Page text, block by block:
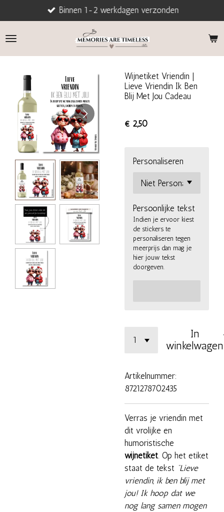
direct
naar
Binnen 1-2 werkdagen verzonden
Wijnetiket Vriendin |
Lieve Vriendin Ik Ben
Blij Met Jou Cadeau
€ 2,50
Personaliseren
Persoonlijke tekst
Indien je ervoor kiest
de stickers te
personaliseren tegen
meerprijs dan mag je
hier jouw tekst
doorgeven.
In
winkelwagen
Artikelnummer:
8721278702435
Verras je vriendin met
dit vrolijke en
humoristische
wijnetiket. Op het etiket
staat de tekst “Lieve
vriendin, ik ben blij met
jou! Ik hoop dat we
nog lang samen mogen